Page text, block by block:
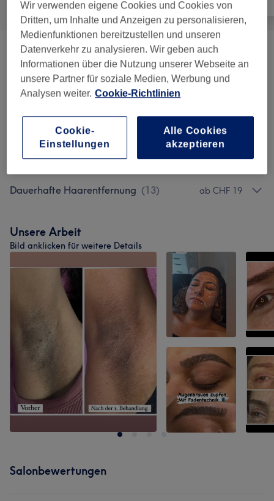
Augenbrauen &
Wimpernbehandlungen (3)
ab CHF 15
Wimpernverlängerungen (5)
Gesichtsbehandlungen ab CHF 0.01
Permanent Make-Up (2) ab CHF 150
Dauerhafte Haarentfernung (13) ab CHF 19
Unsere Arbeit
Bild anklicken für weitere Details
Salonbewertungen
Wir verwenden eigene Cookies und Cookies von
Dritten, um Inhalte und Anzeigen zu personalisieren,
Medienfunktionen bereitzustellen und unseren
Datenverkehr zu analysieren. Wir geben auch
Informationen über die Nutzung unserer Webseite an
unsere Partner für soziale Medien, Werbung und
Analysen weiter. Cookie-Richtlinien
Alle Cookies
akzeptieren
Cookie-
Einstellungen